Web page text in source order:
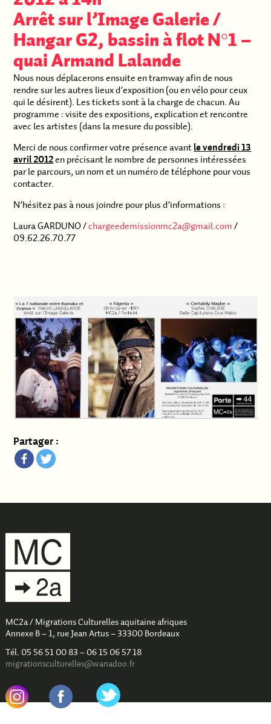
Arrêt sur l’Image Galerie /
Hangar G2, bassin à flot N°1 –
quai Armand Lalande
Nous nous déplacerons ensuite en tramway afin de nous
rendre sur les autres lieux d’exposition (ou en vélo pour ceux
qui le désirent). Les tickets sont à la charge de chacun. Au
programme : visite des expositions, explication et rencontre
avec les artistes (dans la mesure du possible).
Merci de nous confirmer votre présence avant le vendredi 13
avril 2012en précisant le nombre de personnes intéressées
par le parcours, un nom et un numéro de téléphone pour vous
contacter.
N’hésitez pas à nous joindre pour plus d’informations :
Laura GARDUNO /chargeedemissionmc2a@gmail.com /
09.62.26.70.77
Partager :
MC2a / Migrations Culturelles aquitaine afriques
Annexe B – 1, rue Jean Artus – 33300 Bordeaux
Tél. 05 56 51 00 83 – 06 15 06 57 18
migrationsculturelles@wanadoo.fr